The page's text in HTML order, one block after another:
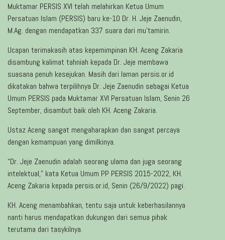
Muktamar PERSIS XVI telah melahirkan Ketua Umum
Persatuan Islam (PERSIS) baru ke-10 Dr. H. Jeje Zaenudin,
M.Ag. dengan mendapatkan 337 suara dari mu’tamirin.
Ucapan terimakasih atas kepemimpinan KH. Aceng Zakaria
disambung kalimat tahniah kepada Dr. Jeje membawa
suasana penuh kesejukan. Masih dari laman persis.or.id
dikatakan bahwa terpilihnya Dr. Jeje Zaenudin sebagai Ketua
Umum PERSIS pada Muktamar XVI Persatuan Islam, Senin 26
September, disambut baik oleh KH. Aceng Zakaria.
Ustaz Aceng sangat mengaharapkan dan sangat percaya
dengan kemampuan yang dimilkinya.
“Dr. Jeje Zaenudin adalah seorang ulama dan juga seorang
intelektual,” kata Ketua Umum PP PERSIS 2015-2022, KH.
Aceng Zakaria kepada persis.or.id, Senin (26/9/2022) pagi.
KH. Aceng menambahkan, tentu saja untuk keberhasilannya
nanti harus mendapatkan dukungan dari semua pihak
terutama dari tasykilnya.